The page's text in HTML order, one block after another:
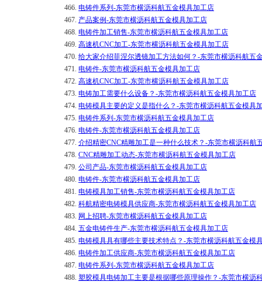
466. 电铸件系列-东莞市横沥科航五金模具加工店
467. 产品案例-东莞市横沥科航五金模具加工店
468. 电铸件加工销售-东莞市横沥科航五金模具加工店
469. 高速机CNC加工-东莞市横沥科航五金模具加工店
470. 给大家介绍菲涅尔透镜加工方法如何？-东莞市横沥科航五
471. 电铸件-东莞市横沥科航五金模具加工店
472. 高速机CNC加工-东莞市横沥科航五金模具加工店
473. 电铸加工需要什么设备？-东莞市横沥科航五金模具加工店
474. 电铸模具主要的定义是指什么？-东莞市横沥科航五金模具
475. 电铸件系列-东莞市横沥科航五金模具加工店
476. 电铸件-东莞市横沥科航五金模具加工店
477. 介绍精密CNC精雕加工是一种什么技术？-东莞市横沥科航
478. CNC精雕加工动态-东莞市横沥科航五金模具加工店
479. 公司产品-东莞市横沥科航五金模具加工店
480. 电铸件-东莞市横沥科航五金模具加工店
481. 电铸模具加工销售-东莞市横沥科航五金模具加工店
482. 科航精密电铸模具供应商-东莞市横沥科航五金模具加工店
483. 网上招聘-东莞市横沥科航五金模具加工店
484. 五金电铸件生产-东莞市横沥科航五金模具加工店
485. 电铸模具具有哪些主要技术特点？-东莞市横沥科航五金模
486. 电铸件加工供应商-东莞市横沥科航五金模具加工店
487. 电铸件系列-东莞市横沥科航五金模具加工店
488. 塑胶模具电铸加工主要是根据哪些原理操作？-东莞市横沥